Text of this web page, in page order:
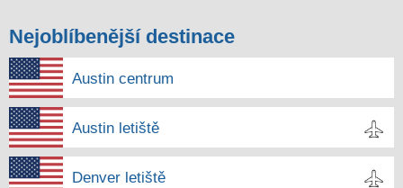
Nejoblíbenější destinace
Austin centrum
Austin letiště
Denver letiště